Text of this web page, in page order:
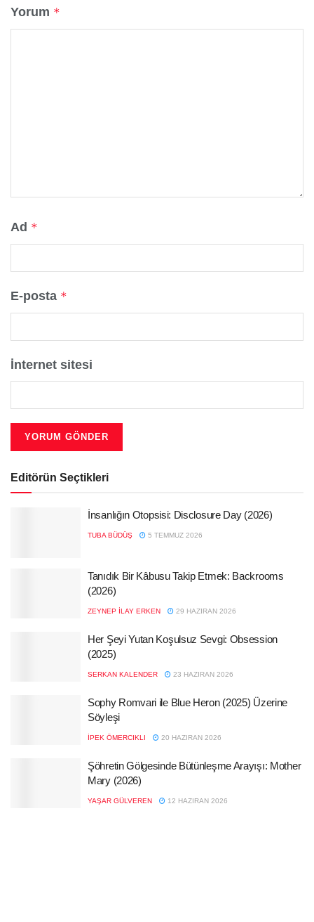
Yorum *
Ad *
E-posta *
İnternet sitesi
Editörün Seçtikleri
İnsanlığın Otopsisi: Disclosure Day (2026)
TUBA BÜDÜŞ 5 TEMMUZ 2026
Tanıdık Bir Kâbusu Takip Etmek: Backrooms
(2026)
ZEYNEP İLAY ERKEN 29 HAZIRAN 2026
Her Şeyi Yutan Koşulsuz Sevgi: Obsession
(2025)
SERKAN KALENDER 23 HAZIRAN 2026
Sophy Romvari ile Blue Heron (2025) Üzerine
Söyleşi
İPEK ÖMERCIKLI 20 HAZIRAN 2026
Şöhretin Gölgesinde Bütünleşme Arayışı: Mother
Mary (2026)
YAŞAR GÜLVEREN 12 HAZIRAN 2026